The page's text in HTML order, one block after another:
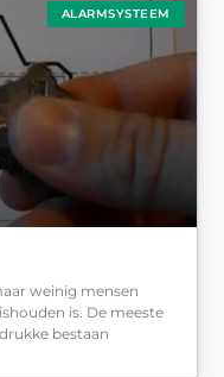
ALARMSYSTEEM
weinig mensen
is. De meeste
bestaan